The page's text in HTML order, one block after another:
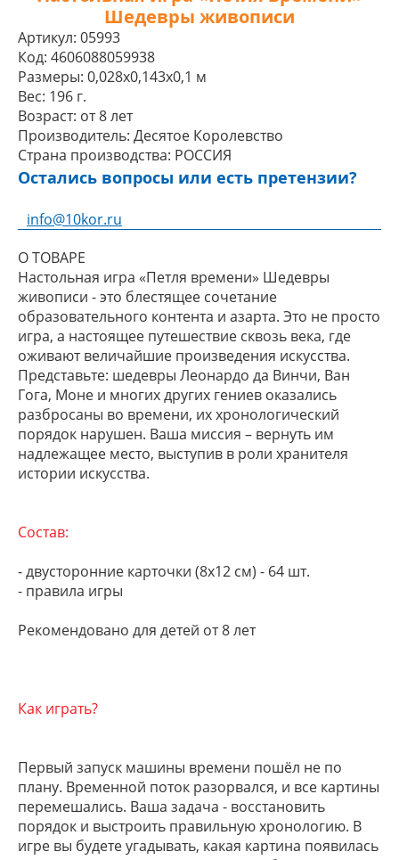
Шедевры живописи
Артикул: 05993
Код: 4606088059938
Размеры: 0,028x0,143x0,1 м
Вес: 196 г.
Возраст: от 8 лет
Производитель: Десятое Королевство
Страна производства: РОССИЯ
Остались вопросы или есть претензии?
info@10kor.ru
О ТОВАРЕ
Настольная игра «Петля времени» Шедевры
живописи - это блестящее сочетание
образовательного контента и азарта. Это не просто
игра, а настоящее путешествие сквозь века, где
оживают величайшие произведения искусства.
Представьте: шедевры Леонардо да Винчи, Ван
Гога, Моне и многих других гениев оказались
разбросаны во времени, их хронологический
порядок нарушен. Ваша миссия – вернуть им
надлежащее место, выступив в роли хранителя
истории искусства.
Состав:
- двусторонние карточки (8х12 см) - 64 шт.
- правила игры
Рекомендовано для детей от 8 лет
Как играть?
Первый запуск машины времени пошёл не по
плану. Временной поток разорвался, и все картины
перемешались. Ваша задача - восстановить
порядок и выстроить правильную хронологию. В
игре вы будете угадывать, какая картина появилась